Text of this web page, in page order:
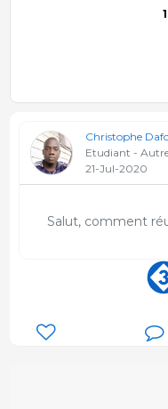
1
Christophe
Etudiant -
21-Jul-2020
Salut, comment